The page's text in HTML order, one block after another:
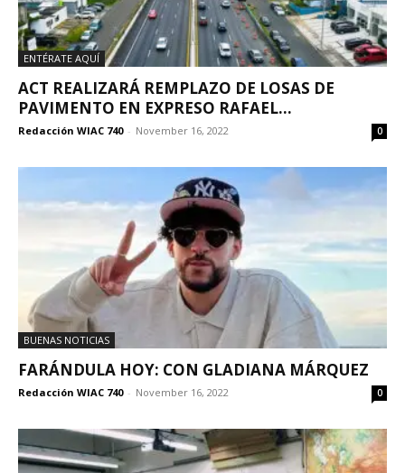
ENTÉRATE AQUÍ
ACT REALIZARÁ REMPLAZO DE LOSAS DE
PAVIMENTO EN EXPRESO RAFAEL...
Redacción WIAC 740 - November 16, 2022 0
BUENAS NOTICIAS
FARÁNDULA HOY: CON GLADIANA MÁRQUEZ
Redacción WIAC 740 - November 16, 2022 0